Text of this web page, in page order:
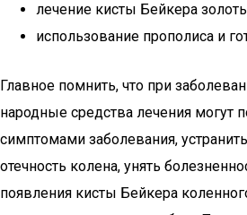
лечение кисты Бейкера
использование прополиса и
Главное помнить, что при
народные средства лечения могут
симптомами заболевания,
отечность колена, унять
появления кисты Бейкера